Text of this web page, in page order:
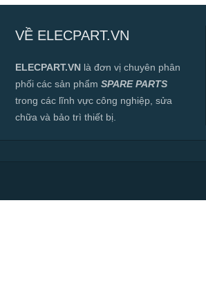
VỀ ELECPART.VN
ELECPART.VN là đơn vị chuyên phân
phối các sản phẩm SPARE PARTS
trong các lĩnh vực công nghiệp, sửa
chữa và bảo trì thiết bị.